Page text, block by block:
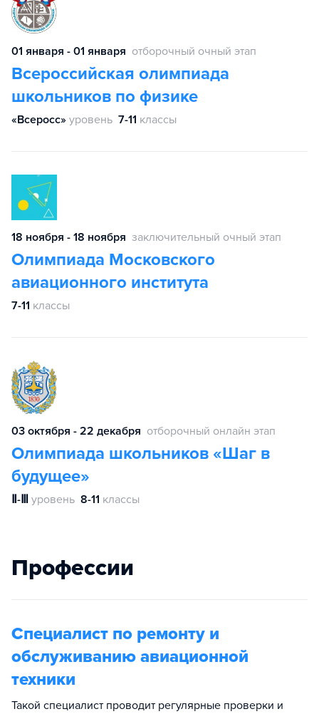
01 января - 01 января отборочный очный этап
Всероссийская олимпиада
школьников по физике
«Всеросс» уровень 7-11 классы
18 ноября - 18 ноября заключительный очный этап
Олимпиада Московского
авиационного института
7-11 классы
03 октября - 22 декабря отборочный онлайн этап
Олимпиада школьников «Шаг в
будущее»
Ⅱ-Ⅲ уровень 8-11 классы
Профессии
Специалист по ремонту и
обслуживанию авиационной
техники
Такой специалист проводит регулярные проверки и